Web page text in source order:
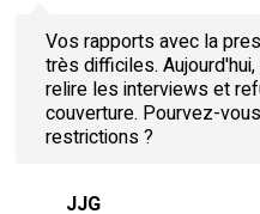
Vos rapports avec la
très difficiles.
relire les interviews et
couverture. Pourvez-
restrictions ?
JJG